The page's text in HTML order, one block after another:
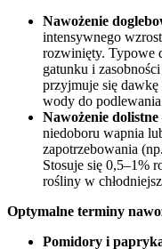
Nawożenie
intensywnego
rozwinięty. Typowe
gatunku i
przyjmuje się
wody do
Nawożenie dolistne
niedoboru wapnia
zapotrzebowania
Stosuje się 0,5–1%
rośliny w
Optymalne terminy
Pomidory i